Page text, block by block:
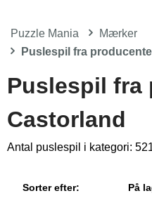
Puzzle Mania
Mærker
Puslespil fra
Puslespil fra
Castorland
Antal puslespil i kategori:
Sorter efter: På